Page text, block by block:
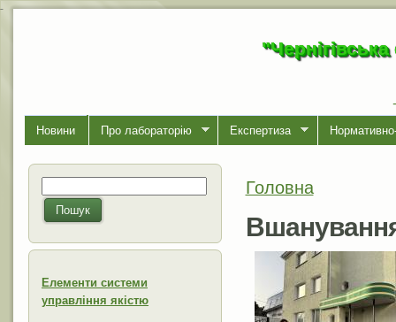
-
Новини Про лабораторiю Експертиза
Пошукова форма
Пошук
Елементи системи
управління якістю
Ви є тут
Головна